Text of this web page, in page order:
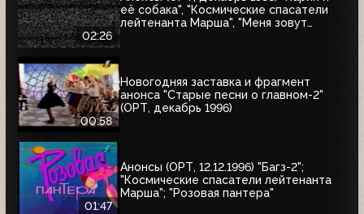
02:26
её собака", "Космические спасатели
лейтенанта Марша", "Меня зовут
00:58
Новогодняя заставка и фрагмент
анонса "Старые песни о главном-2"
(ОРТ, декабрь 1996)
01:47
Анонсы (ОРТ, 12.12.1996) "Багз-2";
"Космические спасатели лейтенанта
Марша"; "Розовая пантера"